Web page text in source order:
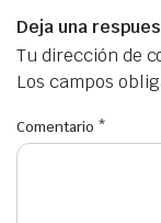
Deja una
Tu dirección de
Los campos
Comentario *